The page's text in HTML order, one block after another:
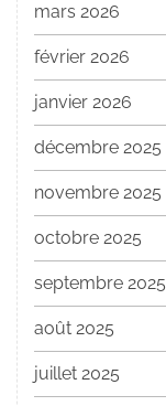
mars 2026
février 2026
janvier 2026
décembre 2025
novembre 2025
octobre 2025
septembre 2025
août 2025
juillet 2025